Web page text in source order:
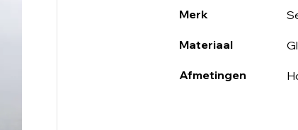
Merk
Materiaal
Afmetingen